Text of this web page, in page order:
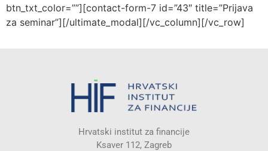
btn_txt_color=””][contact-form-7 id=”43″ title=”Prijava
za seminar”][/ultimate_modal][/vc_column][/vc_row]
Hrvatski institut za financije
Ksaver 112, Zagreb